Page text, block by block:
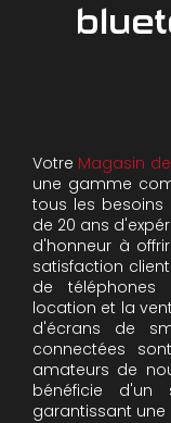
Votre Magasin
une gamme
tous les besoins
de 20 ans
d'honneur à
satisfaction
de
location et la
d'écrans de
connectées
amateurs de
bénéficie d'un
garantissant une